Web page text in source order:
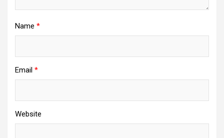
Name *
Email *
Website